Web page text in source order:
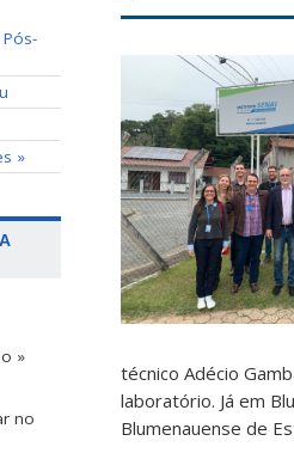
»
»
no
técnico Adécio
laboratório. Já em
Blumenauense de